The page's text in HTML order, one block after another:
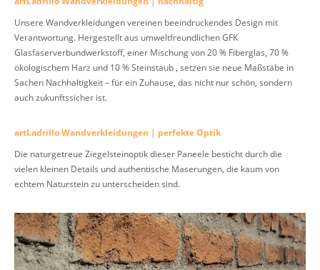
Unsere Wandverkleidungen vereinen beeindruckendes Design mit
Verantwortung. Hergestellt aus umweltfreundlichen GFK
Glasfaserverbundwerkstoff, einer Mischung von 20 % Fiberglas, 70 %
ökologischem Harz und 10 % Steinstaub , setzen sie neue Maßstäbe in
Sachen Nachhaltigkeit – für ein Zuhause, das nicht nur schön, sondern
auch zukunftssicher ist.
artLadrillo Wandverkleidungen | perfekte Optik
Die naturgetreue Ziegelsteinoptik dieser Paneele besticht durch die
vielen kleinen Details und authentische Maserungen, die kaum von
echtem Naturstein zu unterscheiden sind.